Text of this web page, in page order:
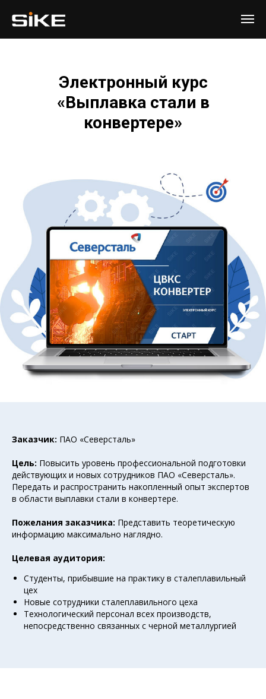
Электронный курс
«Выплавка стали в
конвертере»
Заказчик: ПАО «Северсталь»
Цель: Повысить уровень профессиональной подготовки
действующих и новых сотрудников ПАО «Северсталь».
Передать и распространить накопленный опыт экспертов
в области выплавки стали в конвертере.
Пожелания заказчика: Представить теоретическую
информацию максимально наглядно.
Целевая аудитория:
Студенты, прибывшие на практику в сталеплавильный
цех
Новые сотрудники сталеплавильного цеха
Технологический персонал всех производств,
непосредственно связанных с черной металлургией